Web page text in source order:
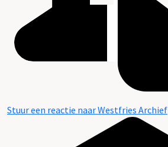
Stuur een reactie naar Westfries Archief